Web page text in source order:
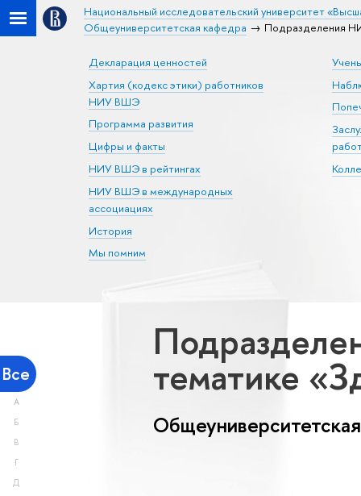
Национальный исследовательский университет
Общеуниверситетская кафедра
Подразделения
Декларация ценностей
Хартия (кодекс этики) работников
НИУ ВШЭ
Программа развития
Цифры и факты
НИУ ВШЭ в рейтингах
НИУ ВШЭ в международных
ассоциациях
История
Мы помним
Все
А
Б
В
Г
Д
тематике